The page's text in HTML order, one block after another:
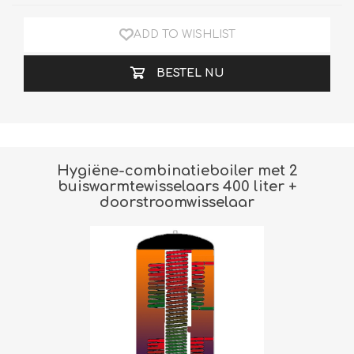
ADD TO WISHLIST
BESTEL NU
Hygiëne-combinatieboiler met 2
buiswarmtewisselaars 400 liter +
doorstroomwisselaar